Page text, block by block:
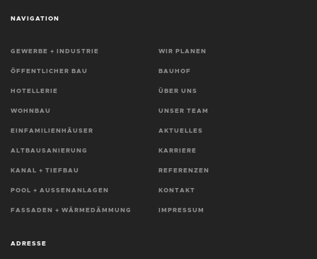
NAVIGATION
GEWERBE + INDUSTRIE
ÖFFENTLICHER BAU
HOTELLERIE
WOHNBAU
EINFAMILIENHÄUSER
ALTBAUSANIERUNG
KANAL + TIEFBAU
POOL + AUSSENANLAGEN
FASSADEN + WÄRMEDÄMMUNG
WIR PLANEN
BAUHOF
ÜBER UNS
UNSER TEAM
AKTUELLES
KARRIERE
REFERENZEN
KONTAKT
IMPRESSUM
ADRESSE